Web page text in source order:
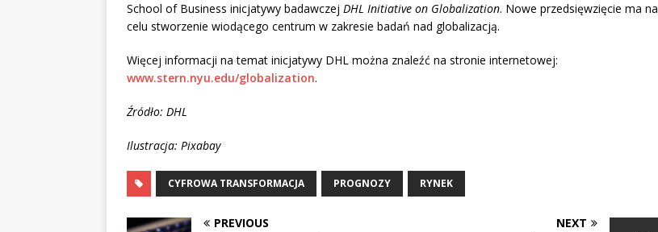
School of Business inicjatywy badawczej DHL Initiative on Globalization. Nowe przedsięwzięcie ma na
celu stworzenie wiodącego centrum w zakresie badań nad globalizacją.
Więcej informacji na temat inicjatywy DHL można znaleźć na stronie internetowej:
www.stern.nyu.edu/globalization.
Źródło: DHL
Ilustracja: Pixabay
CYFROWA TRANSFORMACJA PROGNOZY RYNEK
PREVIOUS NEXT